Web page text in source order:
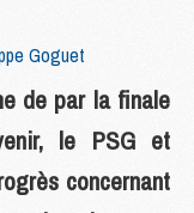
Goguet
de par la finale
le PSG et
concernant